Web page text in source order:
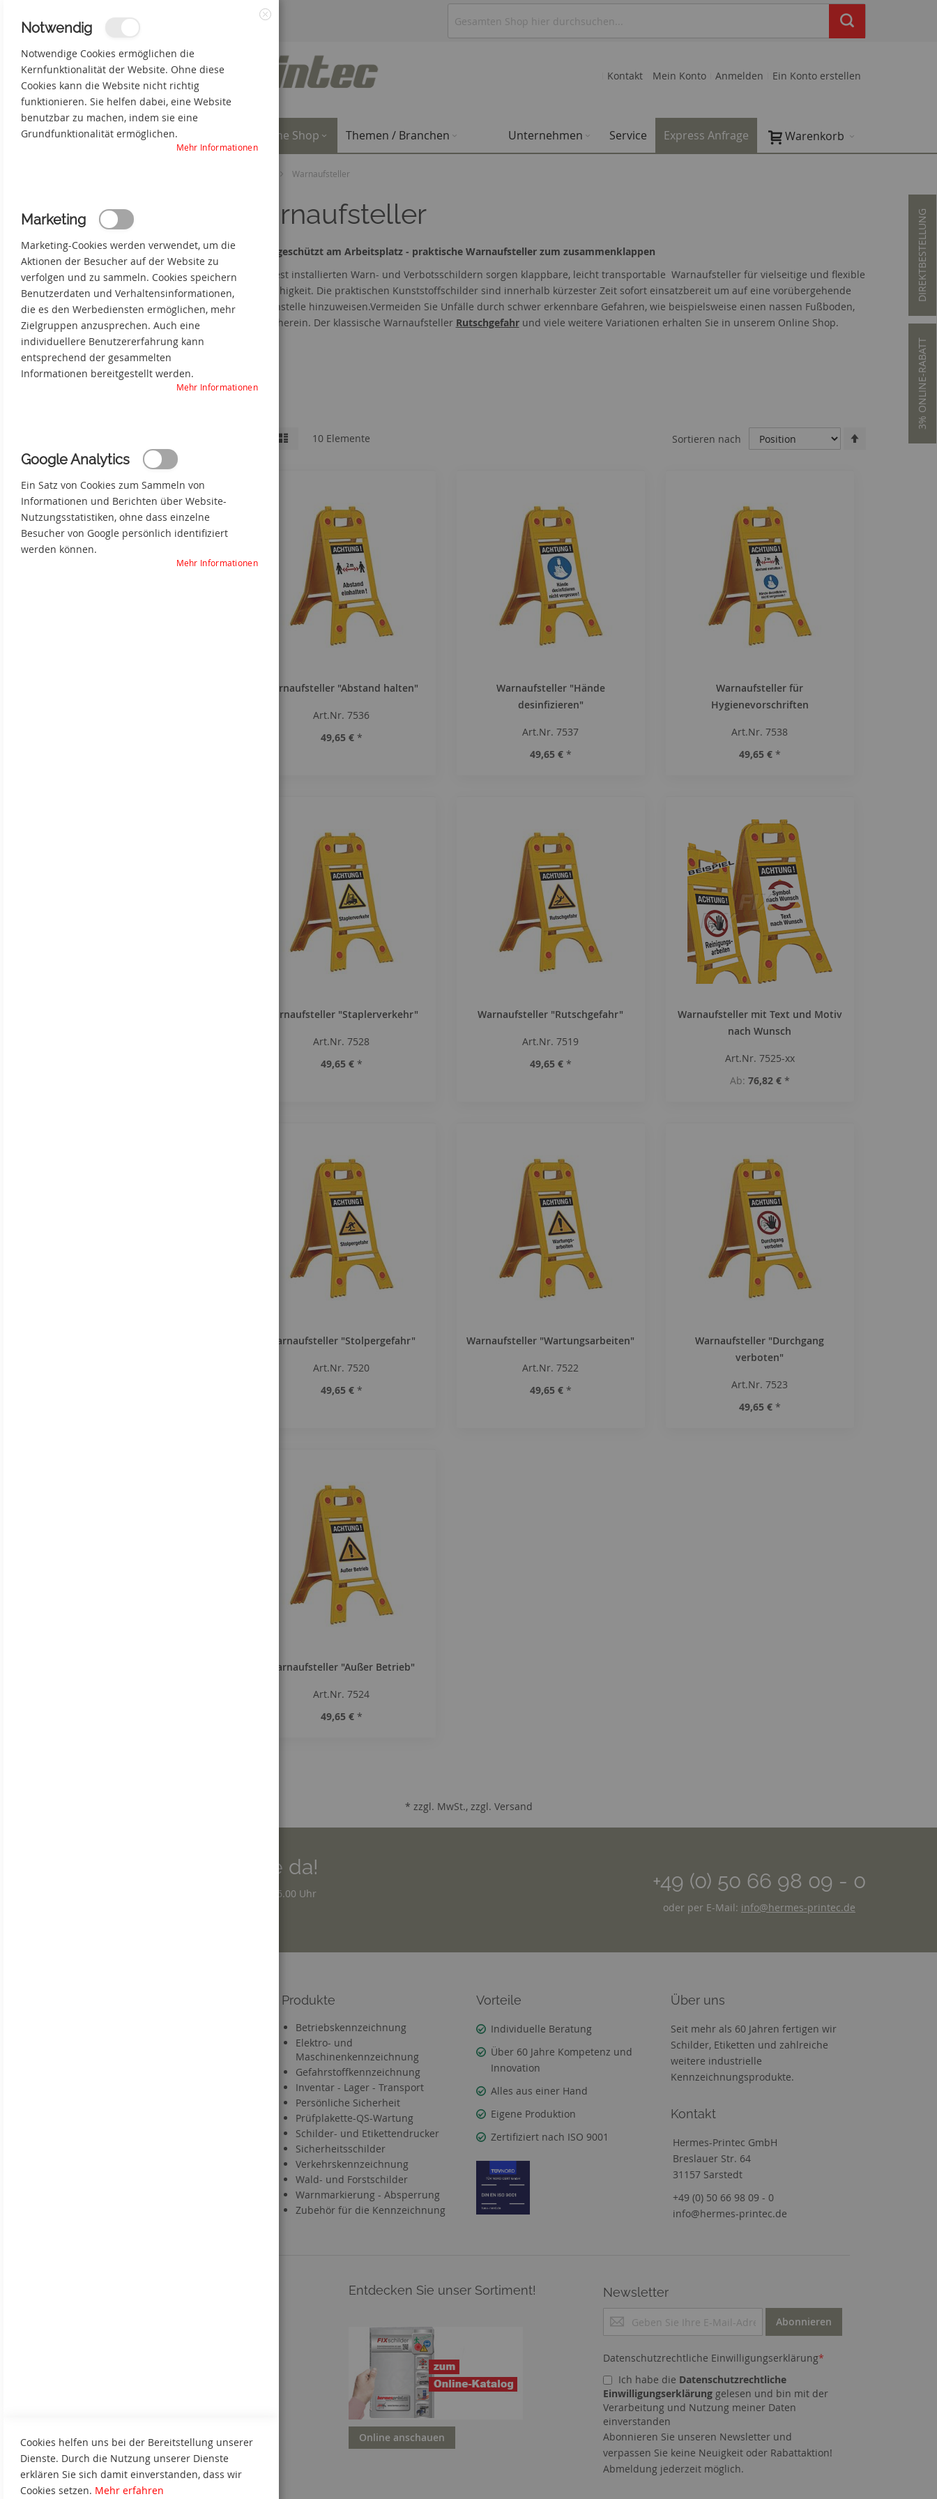
Inhalt
springen
3% Online-Rabatt +49(0) 50 66 98 09-0
Mein Konto Anmelden Ein Konto erstellen
Kontakt
Warenkorb
Individuelle Produkte Online Shop Themen / Branchen Express Anfrage
Service
Unternehmen
Warnaufsteller
Warnaufsteller
Flexibel geschützt am Arbeitsplatz - praktische Warnaufsteller zum zusammenklappen
Neben fest installierten Warn- und Verbotsschildern sorgen klappbare, leicht transportable Warnaufsteller für vielseitige und flexible
Einsatzfähigkeit. Die praktischen Kunststoffschilder sind innerhalb kürzester Zeit sofort einsatzbereit um auf eine vorübergehende
Gefahrenstelle hinzuweisen.Vermeiden Sie Unfälle durch schwer erkennbare Gefahren, wie beispielsweise einen nassen Fußboden,
von vornherein. Der klassische Warnaufsteller Rutschgefahrund viele weitere Variationen erhalten Sie in unserem Online Shop.
Anzeigen
Liste 10Elemente Sortieren nach
Warnaufsteller "Abstand halten"
Art.Nr. 7536
49,65 € *
Warnaufsteller "Hände
desinfizieren"
Art.Nr. 7537
49,65 € *
Warnaufsteller für
Hygienevorschriften
Art.Nr. 7538
49,65 € *
Warnaufsteller "Staplerverkehr"
Art.Nr. 7528
49,65 € *
Warnaufsteller "Rutschgefahr"
Art.Nr. 7519
49,65 € *
Warnaufsteller mit Text und Motiv
nach Wunsch
Art.Nr. 7525-xx
Ab 76,82 € *
Warnaufsteller "Stolpergefahr"
Art.Nr. 7520
49,65 € *
Warnaufsteller "Wartungsarbeiten"
Art.Nr. 7522
49,65 € *
Warnaufsteller "Durchgang
verboten"
Art.Nr. 7523
49,65 € *
Warnaufsteller "Außer Betrieb"
Art.Nr. 7524
49,65 € *
Möglichkeiten
GRÖSSE
AUSFÜHRUNG
DIREKTBESTELLUNG
3% ONLINE-RABATT
* zzgl. MwSt., zzgl. Versand
Wir sind für Sie da!
Montag - Donnerstag: 7.30 – 16.00 Uhr
+49 (0) 50 66 98 09 - 0
oder per E-Mail: info@hermes-printec.de
Produkte
Betriebskennzeichnung
Elektro- und
Maschinenkennzeichnung
Gefahrstoffkennzeichnung
Inventar - Lager - Transport
Persönliche Sicherheit
Prüfplakette-QS-Wartung
Schilder- und Etikettendrucker
Sicherheitsschilder
Verkehrskennzeichnung
Wald- und Forstschilder
Warnmarkierung - Absperrung
Zubehör für die Kennzeichnung
Vorteile
Individuelle Beratung
Über 60 Jahre Kompetenz und
Innovation
Alles aus einer Hand
Eigene Produktion
Zertifiziert nach ISO 9001
Über uns
Seit mehr als 60 Jahren fertigen wir
Schilder, Etiketten und zahlreiche
weitere industrielle
Kennzeichnungsprodukte.
Kontakt
Hermes-Printec GmbH
Breslauer Str. 64
31157 Sarstedt
+49 (0) 50 66 98 09 - 0
info@hermes-printec.de
Kennenlern-Paket anfordern
Entdecken Sie unser Sortiment!
Online anschauen
Newsletter
M
d
n
S
i
e
s
i
c
Abonnieren
Datenschutzrechtliche Einwilligungserklärung*
Ich habe die Datenschutzrechtliche
Einwilligungserklärung gelesen und bin mit der
Verarbeitung und Nutzung meiner Daten
einverstanden
Abonnieren Sie unseren Newsletter und
verpassen Sie keine Neuigkeit oder Rabattaktion!
Abmeldung jederzeit möglich.
Notwendig
Notwendige Cookies ermöglichen die
Kernfunktionalität der Website. Ohne diese
Cookies kann die Website nicht richtig
funktionieren. Sie helfen dabei, eine Website
benutzbar zu machen, indem sie eine
Grundfunktionalität ermöglichen.
Mehr Informationen
Marketing
Marketing-Cookies werden verwendet, um die
Aktionen der Besucher auf der Website zu
verfolgen und zu sammeln. Cookies speichern
Benutzerdaten und Verhaltensinformationen,
die es den Werbediensten ermöglichen, mehr
Zielgruppen anzusprechen. Auch eine
individuellere Benutzererfahrung kann
entsprechend der gesammelten
Informationen bereitgestellt werden.
Mehr Informationen
Google Analytics
Ein Satz von Cookies zum Sammeln von
Informationen und Berichten über Website-
Nutzungsstatistiken, ohne dass einzelne
Besucher von Google persönlich identifiziert
werden können.
Mehr Informationen
Cookies helfen uns bei der Bereitstellung unserer
Dienste. Durch die Nutzung unserer Dienste
erklären Sie sich damit einverstanden, dass wir
Cookies setzen. Mehr erfahren